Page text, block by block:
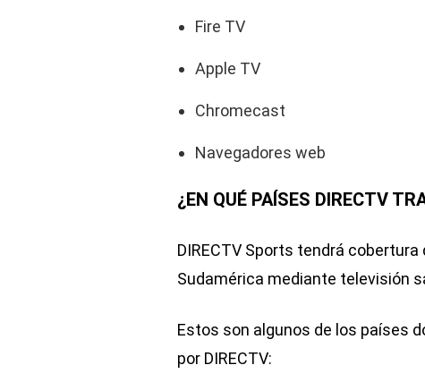
Fire TV
Apple TV
Chromecast
Navegadores web
¿EN QUÉ PAÍSES DIRECTV
DIRECTV Sports tendrá
Sudamérica mediante televisión
Estos son algunos de los países
por DIRECTV: